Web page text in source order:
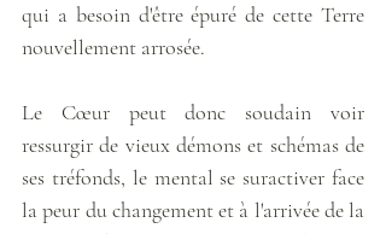
qui a besoin d'être épuré de cette Terre
nouvellement arrosée.
Le Cœur peut donc soudain voir
ressurgir de vieux démons et schémas de
ses tréfonds, le mental se suractiver face
la peur du changement et à l'arrivée de la